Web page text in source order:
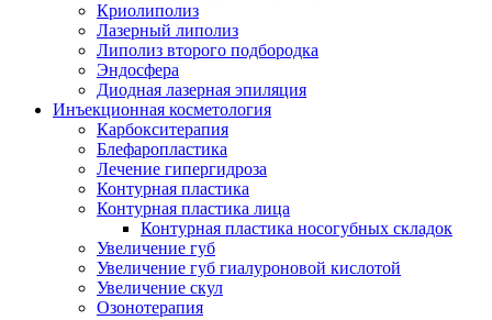
Криолиполиз
Лазерный липолиз
Липолиз второго подбородка
Эндосфера
Диодная лазерная эпиляция
Инъекционная косметология
Карбокситерапия
Блефаропластика
Лечение гипергидроза
Контурная пластика
Контурная пластика лица
Контурная пластика носогубных складок
Увеличение губ
Увеличение губ гиалуроновой кислотой
Увеличение скул
Озонотерапия